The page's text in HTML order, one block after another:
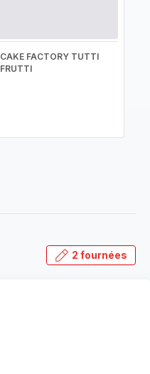
CAKE FACTORY TUTTI
FRUTTI
2 fournées